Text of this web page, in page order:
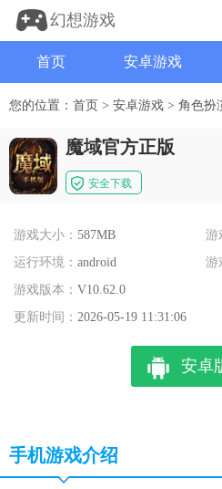
幻想游戏
首页 安卓游戏
您的位置： 首页 > 安卓游戏 > 角色扮
魔域官方正版
安全下载
游戏大小： 587MB 游
运行环境： android 游
游戏版本： V10.62.0
更新时间： 2026-05-19 11:31:06
安卓
手机游戏介绍